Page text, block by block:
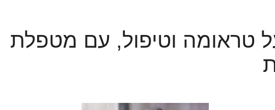
טראומה וטיפול, עם מטפלת